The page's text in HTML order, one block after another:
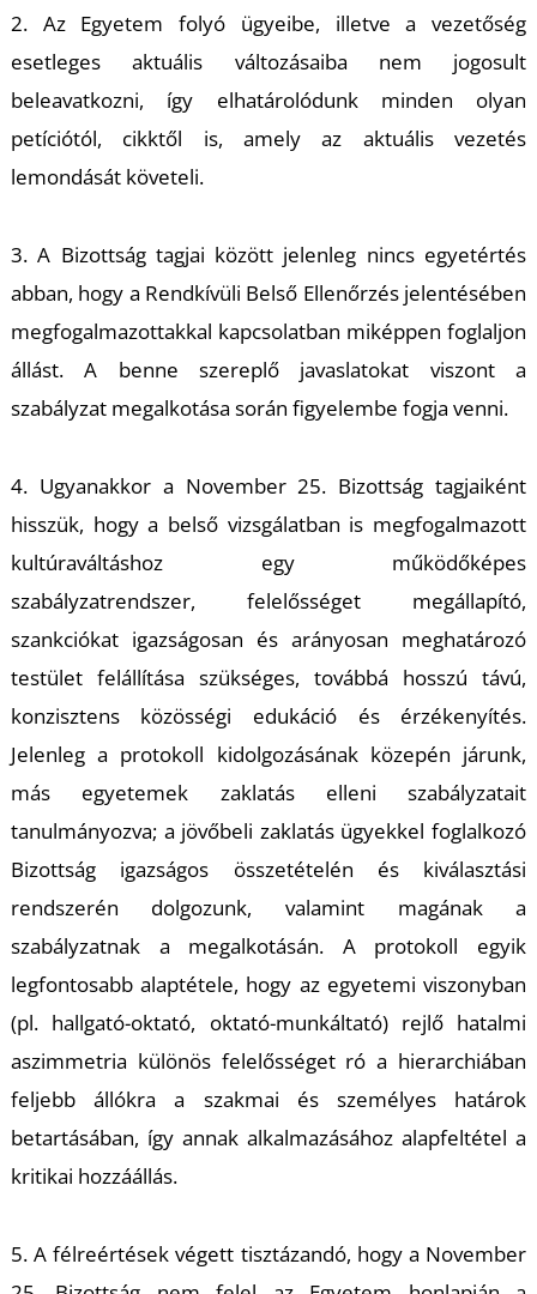
2. Az Egyetem folyó ügyeibe, illetve a vezetőség
esetleges aktuális változásaiba nem jogosult
beleavatkozni, így elhatárolódunk minden olyan
petíciótól, cikktől is, amely az aktuális vezetés
lemondását követeli.
3. A Bizottság tagjai között jelenleg nincs egyetértés
abban, hogy a Rendkívüli Belső Ellenőrzés jelentésében
megfogalmazottakkal kapcsolatban miképpen foglaljon
állást. A benne szereplő javaslatokat viszont a
szabályzat megalkotása során figyelembe fogja venni.
4. Ugyanakkor a November 25. Bizottság tagjaiként
hisszük, hogy a belső vizsgálatban is megfogalmazott
kultúraváltáshoz egy működőképes
szabályzatrendszer, felelősséget megállapító,
szankciókat igazságosan és arányosan meghatározó
testület felállítása szükséges, továbbá hosszú távú,
konzisztens közösségi edukáció és érzékenyítés.
Jelenleg a protokoll kidolgozásának közepén járunk,
más egyetemek zaklatás elleni szabályzatait
tanulmányozva; a jövőbeli zaklatás ügyekkel foglalkozó
Bizottság igazságos összetételén és kiválasztási
rendszerén dolgozunk, valamint magának a
szabályzatnak a megalkotásán. A protokoll egyik
legfontosabb alaptétele, hogy az egyetemi viszonyban
(pl. hallgató-oktató, oktató-munkáltató) rejlő hatalmi
aszimmetria különös felelősséget ró a hierarchiában
feljebb állókra a szakmai és személyes határok
betartásában, így annak alkalmazásához alapfeltétel a
kritikai hozzáállás.
5. A félreértések végett tisztázandó, hogy a November